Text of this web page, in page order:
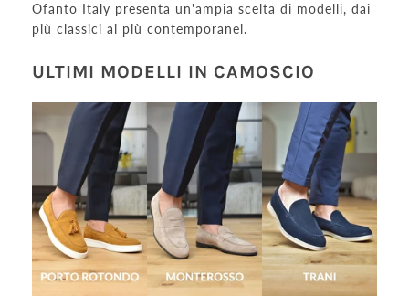
Ofanto Italy presenta un'ampia scelta di modelli, dai
più classici ai più contemporanei.
ULTIMI MODELLI IN CAMOSCIO